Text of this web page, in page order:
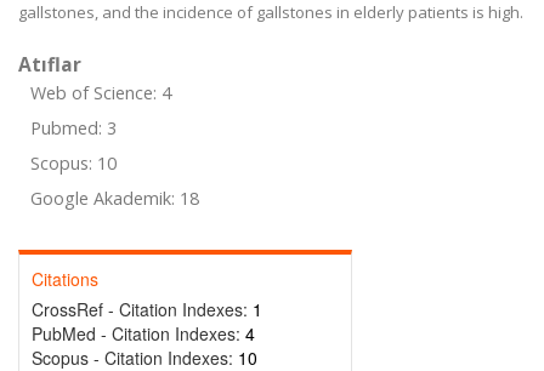
gallstones, and the incidence of gallstones in elderly patients is high.
Atıflar
Web of Science: 4
Pubmed: 3
Scopus: 10
Google Akademik: 18
Citations
CrossRef - Citation Indexes: 1
PubMed - Citation Indexes: 4
Scopus - Citation Indexes: 10